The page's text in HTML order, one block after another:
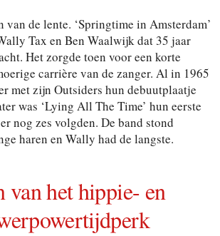
van de lente. ‘Springtime in Amsterdam’
Tax en Ben Waalwijk dat 35 jaar
Het zorgde toen voor een korte
carrière van de zanger. Al in 1965
met zijn Outsiders hun debuutplaatje
was ‘Lying All The Time’ hun eerste
nog zes volgden. De band stond
haren en Wally had de langste.
van het hippie- en